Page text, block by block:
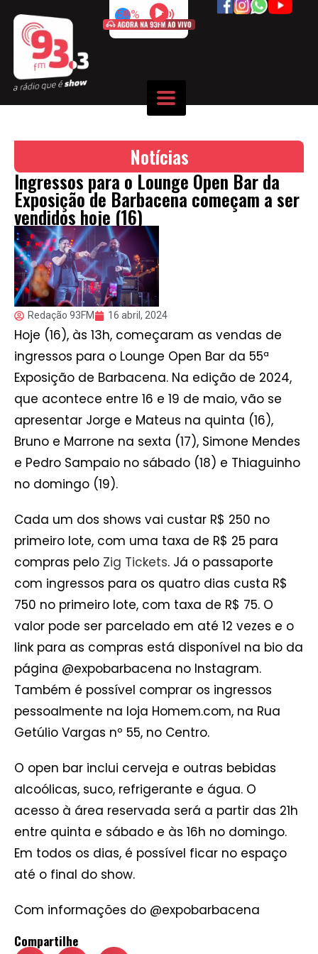
50%
Notícias
Ingressos para o Lounge Open Bar da
Exposição de Barbacena começam a ser
vendidos hoje (16)
Redação 93FM 16 abril, 2024
Hoje (16), às 13h, começaram as vendas de
ingressos para o Lounge Open Bar da 55ª
Exposição de Barbacena. Na edição de 2024,
que acontece entre 16 e 19 de maio, vão se
apresentar Jorge e Mateus na quinta (16),
Bruno e Marrone na sexta (17), Simone Mendes
e Pedro Sampaio no sábado (18) e Thiaguinho
no domingo (19).
Cada um dos shows vai custar R$ 250 no
primeiro lote, com uma taxa de R$ 25 para
compras pelo Zig Tickets. Já o passaporte
com ingressos para os quatro dias custa R$
750 no primeiro lote, com taxa de R$ 75. O
valor pode ser parcelado em até 12 vezes e o
link para as compras está disponível na bio da
página @expobarbacena no Instagram.
Também é possível comprar os ingressos
pessoalmente na loja Homem.com, na Rua
Getúlio Vargas nº 55, no Centro.
O open bar inclui cerveja e outras bebidas
alcoólicas, suco, refrigerante e água. O
acesso à área reservada será a partir das 21h
entre quinta e sábado e às 16h no domingo.
Em todos os dias, é possível ficar no espaço
até o final do show.
Com informações do @expobarbacena
Compartilhe